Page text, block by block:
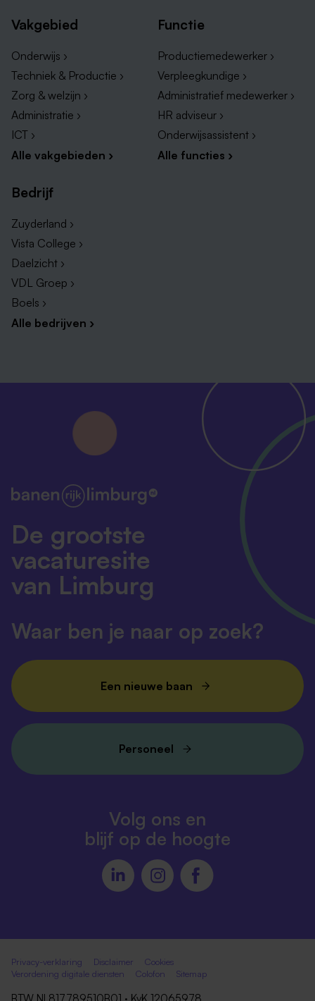
Vakgebied
Onderwijs ›
Techniek & Productie ›
Zorg & welzijn ›
Administratie ›
ICT ›
Alle vakgebieden ›
Functie
Productiemedewerker ›
Verpleegkundige ›
Administratief medewerker ›
HR adviseur ›
Onderwijsassistent ›
Alle functies ›
Bedrijf
Zuyderland ›
Vista College ›
Daelzicht ›
VDL Groep ›
Boels ›
Alle bedrijven ›
De grootste
vacaturesite
van Limburg
Waar ben je naar op zoek?
Een nieuwe baan
Personeel
Volg ons en
blijf op de hoogte
Privacy-verklaring Disclaimer
Cookies
Verordening digitale diensten
Colofon Sitemap
BTW NL817789510B01 · KvK 12065978